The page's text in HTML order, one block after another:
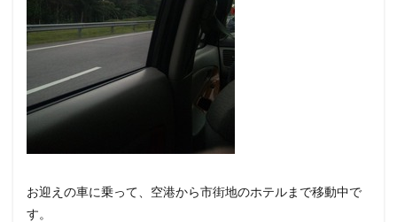
お迎えの車に乗って、空港から市街地のホテルまで移動中で
す。